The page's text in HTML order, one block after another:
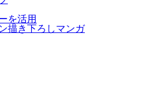
を活用
描き下ろしマンガ